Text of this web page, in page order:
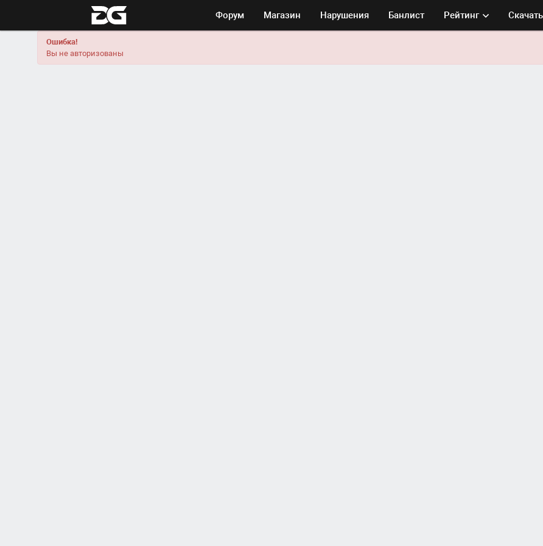
Форум Магазин Нарушения Банлист Рейтинг Скачать
Ошибка!
Вы не авторизованы